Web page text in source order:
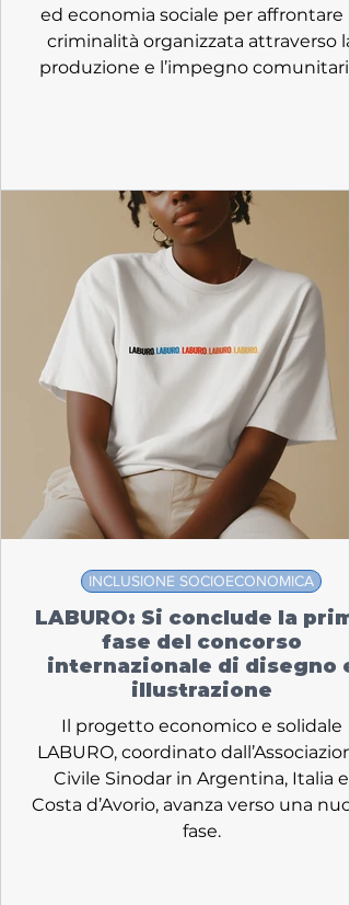
ed economia sociale per affrontare
criminalità organizzata attraverso la
produzione e l’impegno
LABURO: Si conclude la
fase del concorso
internazionale di disegno e
illustrazione
Il progetto economico e solidale
LABURO, coordinato
Civile Sinodar in Argentina, Italia e
Costa d’Avorio, avanza verso una
fase.
INCLUSIONE SOCIOECONOMICA